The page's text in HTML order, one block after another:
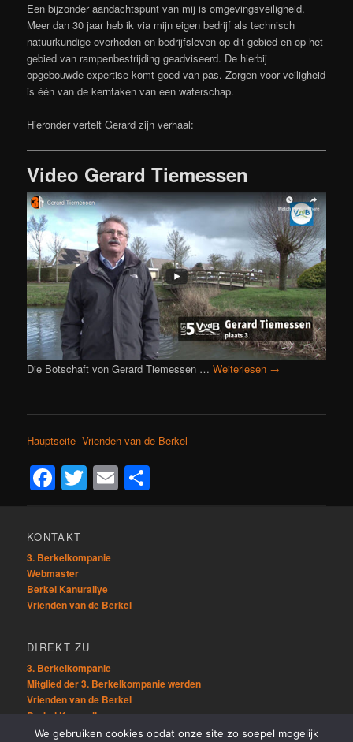
Een bijzonder aandachtspunt van mij is omgevingsveiligheid.
Meer dan 30 jaar heb ik via mijn eigen bedrijf als technisch
natuurkundige overheden en bedrijfsleven op dit gebied en op het
gebied van rampenbestrijding geadviseerd. De hierbij
opgebouwde expertise komt goed van pas. Zorgen voor veiligheid
is één van de kerntaken van een waterschap.
Hieronder vertelt Gerard zijn verhaal:
Video Gerard Tiemessen
Die Botschaft von Gerard Tiemessen …Weiterlesen →
Hauptseite Vrienden van de Berkel
Facebook
Twitter
Email
KONTAKT
3. Berkelkompanie
Webmaster
Berkel Kanurallye
Vrienden van de Berkel
DIREKT ZU
3. Berkelkompanie
Mitglied der 3. Berkelkompanie werden
Vrienden van de Berkel
Berkel Kanurallye
We gebruiken cookies opdat onze site zo soepel mogelijk